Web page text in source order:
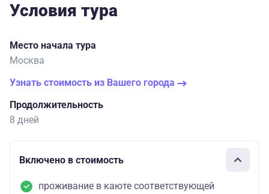
Условия тура
Место начала тура
Москва
Узнать стоимость из Вашего города
Продолжительность
8 дней
Включено в стоимость
проживание в каюте соответствующей